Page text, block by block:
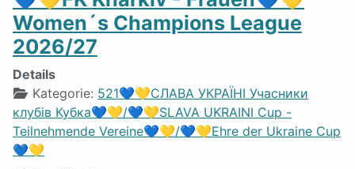
Women´s Champions League
2026/27
Details
Kategorie: 521💙💛СЛАВА УКРАЇНІ Учасники
клубів Кубка💙💛/💙💛SLAVA UKRAINI Cup -
Teilnehmende Vereine💙💛/💙💛Ehre der Ukraine Cup
💙💛